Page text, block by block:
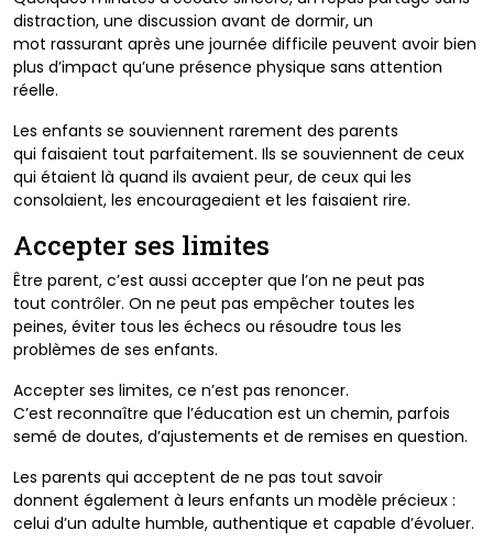
distraction, une discussion avant de dormir, un
mot rassurant après une journée difficile peuvent avoir bien
plus d’impact qu’une présence physique sans attention
réelle.
Les enfants se souviennent rarement des parents
qui faisaient tout parfaitement. Ils se souviennent de ceux
qui étaient là quand ils avaient peur, de ceux qui les
consolaient, les encourageaient et les faisaient rire.
Accepter ses limites
Être parent, c’est aussi accepter que l’on ne peut pas
tout contrôler. On ne peut pas empêcher toutes les
peines, éviter tous les échecs ou résoudre tous les
problèmes de ses enfants.
Accepter ses limites, ce n’est pas renoncer.
C’est reconnaître que l’éducation est un chemin, parfois
semé de doutes, d’ajustements et de remises en question.
Les parents qui acceptent de ne pas tout savoir
donnent également à leurs enfants un modèle précieux :
celui d’un adulte humble, authentique et capable d’évoluer.